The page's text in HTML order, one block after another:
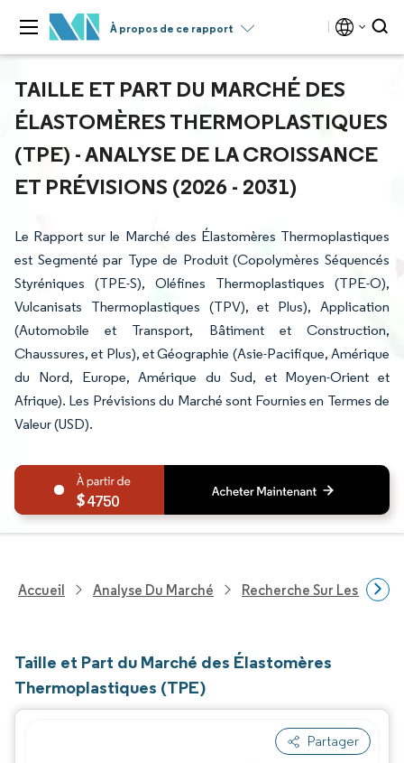
À propos de ce rapport
TAILLE ET PART DU MARCHÉ DES
ÉLASTOMÈRES THERMOPLASTIQUES
(TPE) - ANALYSE DE LA CROISSANCE
ET PRÉVISIONS (2026 - 2031)
Le Rapport sur le Marché des Élastomères Thermoplastiques
est Segmenté par Type de Produit (Copolymères Séquencés
Styréniques (TPE-S), Oléfines Thermoplastiques (TPE-O),
Vulcanisats Thermoplastiques (TPV), et Plus), Application
(Automobile et Transport, Bâtiment et Construction,
Chaussures, et Plus), et Géographie (Asie-Pacifique, Amérique
du Nord, Europe, Amérique du Sud, et Moyen-Orient et
Afrique). Les Prévisions du Marché sont Fournies en Termes de
Valeur (USD).
4750
Accueil Analyse Du Marché Recherche Sur Les
Taille et Part du Marché des Élastomères
Thermoplastiques (TPE)
Partager